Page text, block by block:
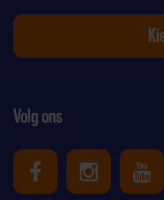
Volg ons
Uniek Sporten
Uniek